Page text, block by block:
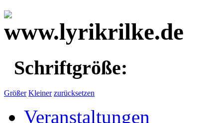
Schriftgröße:
Größer Kleiner zurücksetzen
Veranstaltungen